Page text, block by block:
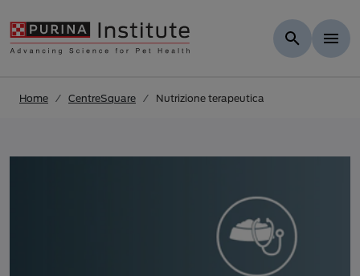
Home CentreSquare Nutrizione terapeutica